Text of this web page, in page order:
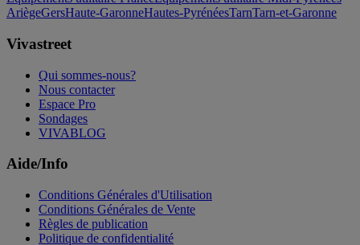
AriègeGersHaute-GaronneHautes-PyrénéesTarnTarn-et-Garonne
Vivastreet
Qui sommes-nous?
Nous contacter
Espace Pro
Sondages
VIVABLOG
Aide/Info
Conditions Générales d'Utilisation
Conditions Générales de Vente
Règles de publication
Politique de confidentialité